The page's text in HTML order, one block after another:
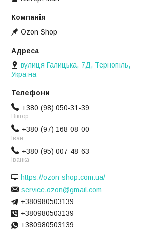
Ozon Shop
вулиця Галицька, 7Д, Тернопіль,
Україна
+380 (98) 050-31-39
Віктор
+380 (97) 168-08-00
Іван
+380 (95) 007-48-63
Іванка
https://ozon-shop.com.ua/
service.ozon@gmail.com
+380980503139
+380980503139
+380980503139